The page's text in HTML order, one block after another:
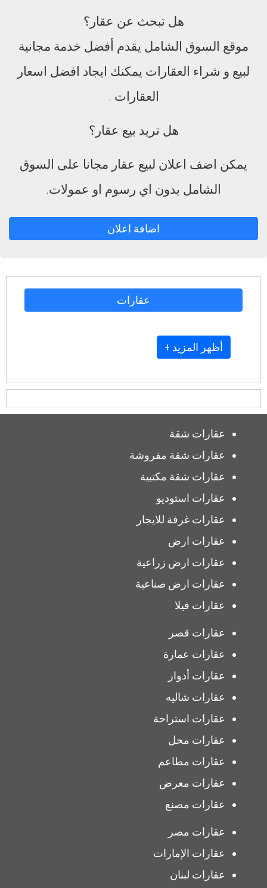
هل تبحث عن عقار؟
موقع السوق الشامل يقدم أفضل خدمة مجانية
لبيع و شراء العقارات يمكنك ايجاد افضل اسعار
العقارات .
هل تريد بيع عقار؟
يمكن اضف اعلان لبيع عقار مجانا على السوق
الشامل بدون اي رسوم او عمولات.
اضافة اعلان
عقارات
+ أظهر المزيد
عقارات شقة
عقارات شقة مفروشة
عقارات شقة مكتبية
عقارات استوديو
عقارات غرفة للايجار
عقارات ارض
عقارات ارض زراعية
عقارات ارض صناعية
عقارات فيلا
عقارات قصر
عقارات عمارة
عقارات أدوار
عقارات شاليه
عقارات استراحة
عقارات محل
عقارات مطاعم
عقارات معرض
عقارات مصنع
عقارات مصر
عقارات الإمارات
عقارات لبنان